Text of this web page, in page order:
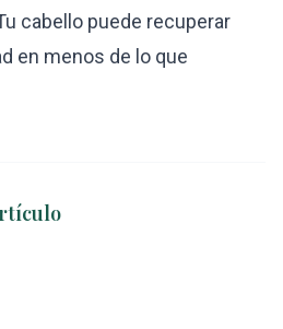
cabello puede recuperar
en menos de lo que
Instagram